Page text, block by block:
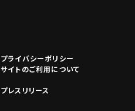
プライバシーポリシー
サイトのご利用について
プレスリリース